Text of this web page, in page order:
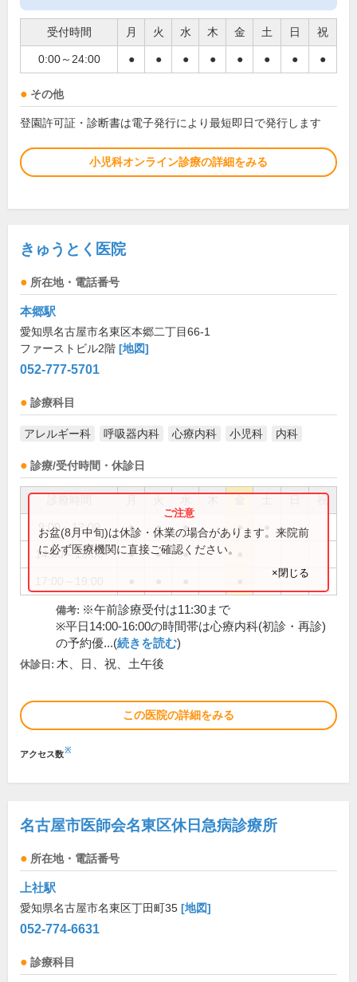
受付時間 月 火 水 木 金 土 日 祝
0:00～24:00 ● ● ● ● ● ● ● ●
その他
登園許可証・診断書は電子発行により最短即日で発行します
小児科オンライン診療の詳細をみる
きゅうとく医院
所在地・電話番号
本郷駅
愛知県名古屋市名東区本郷二丁目66-1
ファーストビル2階 [地図]
052-777-5701
診療科目
アレルギー科 呼吸器内科 心療内科 小児科 内科
診療/受付時間・休診日
祝
9:00～12:00 ● ● ● ●
14:00～16:00 ● ● ●
お盆(8月中旬)は休診・休業の場合があります。来院前
に必ず医療機関に直接ご確認ください。
×閉じる
備考: ※午前診療受付は11:30まで
※平日14:00-16:00の時間帯は心療内科(初診・再診)
の予約優...(続きを読む)
休診日: 木、日、祝、土午後
この医院の詳細をみる
アクセス数※
名古屋市医師会名東区休日急病診療所
所在地・電話番号
上社駅
愛知県名古屋市名東区丁田町35 [地図]
052-774-6631
診療科目